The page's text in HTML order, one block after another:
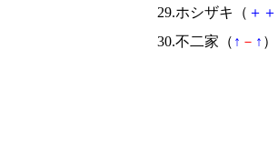
29.ホシザキ（ ＋ ＋
30.不二家（ ↑ － ↑